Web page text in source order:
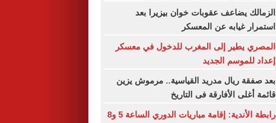
الزمالك يضاعف عقوبات خوان بيزيرا بعد
استمرار غيابه عن المعسكر
المصري يطير إلى المغرب للدخول في معسكر
إعداد للموسم الجديد
بعد صفقة ريال مدريد القياسية.. مرموش يزين
قائمة أغلى الأفارقة فى التاريخ
رابطة الأندية: إقامة مباريات الدوري الساعة 5 و8